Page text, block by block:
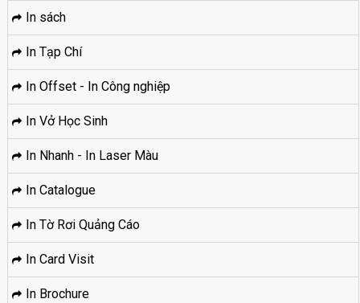
In sách
In Tạp Chí
In Offset - In Công nghiệp
In Vở Học Sinh
In Nhanh - In Laser Màu
In Catalogue
In Tờ Rơi Quảng Cáo
In Card Visit
In Brochure